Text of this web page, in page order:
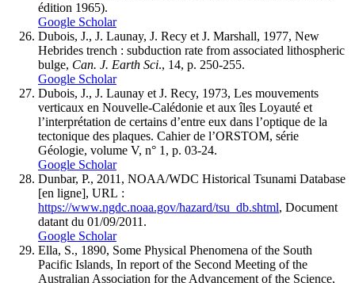
édition 1965).
Google Scholar
Dubois, J., J. Launay, J. Recy et J. Marshall, 1977, New
Hebrides trench : subduction rate from associated lithospheric
bulge, Can. J. Earth Sci., 14, p. 250-255.
Google Scholar
Dubois, J., J. Launay et J. Recy, 1973, Les mouvements
verticaux en Nouvelle-Calédonie et aux îles Loyauté et
l’interprétation de certains d’entre eux dans l’optique de la
tectonique des plaques. Cahier de l’ORSTOM, série
Géologie, volume V, n° 1, p. 03-24.
Google Scholar
Dunbar, P., 2011, NOAA/WDC Historical Tsunami Database
[en ligne], URL :
https://www.ngdc.noaa.gov/hazard/tsu_db.shtml, Document
datant du 01/09/2011.
Google Scholar
Ella, S., 1890, Some Physical Phenomena of the South
Pacific Islands, In report of the Second Meeting of the
Australian Association for the Advancement of the Science,